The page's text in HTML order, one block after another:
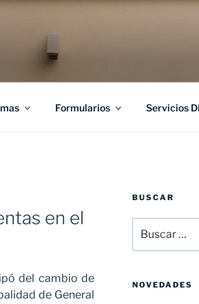
Formularios Servicios
en el
del cambio de
de General
BUSCAR
por:
NOVEDADES